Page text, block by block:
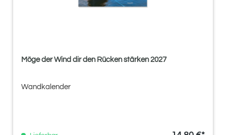
Möge der Wind dir den Rücken stärken 2027
Wandkalender